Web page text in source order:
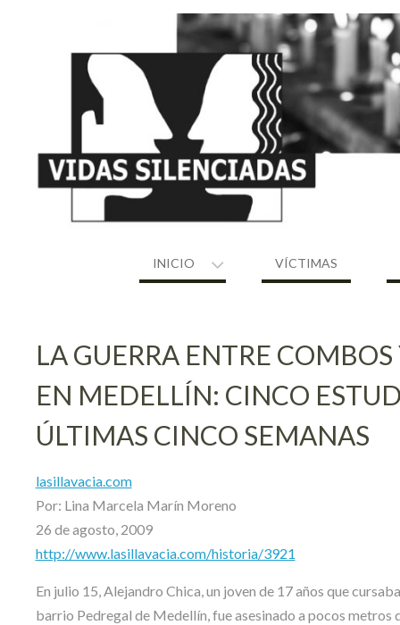
INICIO VÍCTIMAS
LA GUERRA ENTRE
EN MEDELLÍN: CINCO
ÚLTIMAS CINCO SEMANAS
lasillavacia.com
Por: Lina Marcela Marín Moreno
26 de agosto, 2009
http://www.lasillavacia.com/historia/3921
En julio 15, Alejandro Chica, un joven de 17 años que
barrio Pedregal de Medellín, fue asesinado a pocos metros